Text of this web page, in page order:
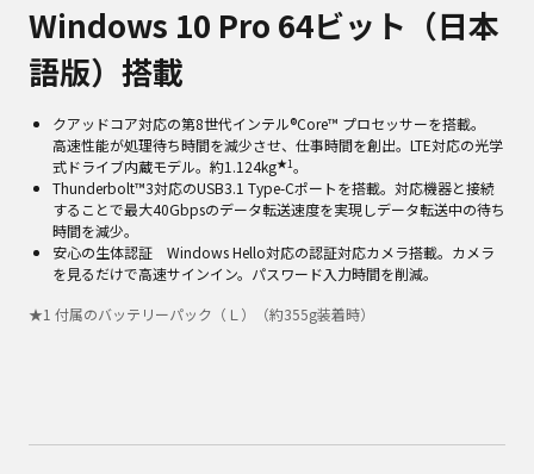
Windows 10 Pro 64ビット（日本
語版）搭載
クアッドコア対応の第8世代インテル®Core™ プロセッサーを搭載。
高速性能が処理待ち時間を減少させ、仕事時間を創出。LTE対応の光学
式ドライブ内蔵モデル。約1.124kg★1。
Thunderbolt™3対応のUSB3.1 Type-Cポートを搭載。対応機器と接続
することで最大40Gbpsのデータ転送速度を実現しデータ転送中の待ち
時間を減少。
安心の生体認証 Windows Hello対応の認証対応カメラ搭載。カメラ
を見るだけで高速サインイン。パスワード入力時間を削減。
★1 付属のバッテリーパック（Ｌ）（約355g装着時）